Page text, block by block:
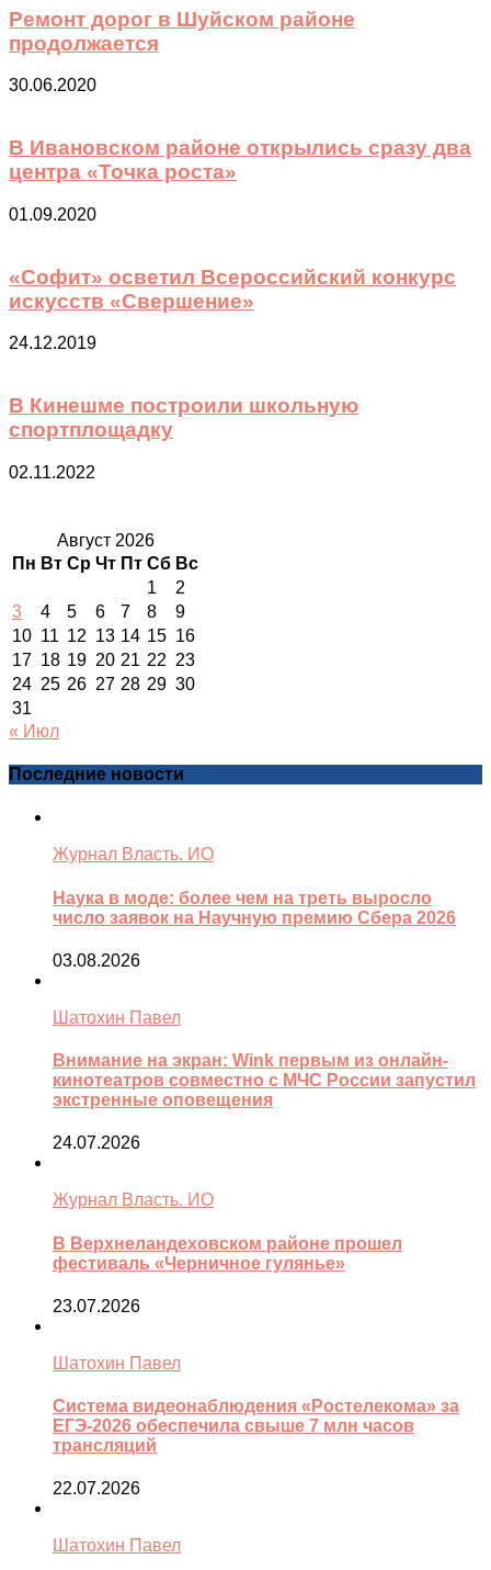
Ремонт дорог в Шуйском районе
продолжается
30.06.2020
В Ивановском районе открылись сразу два
центра «Точка роста»
01.09.2020
«Софит» осветил Всероссийский конкурс
искусств «Свершение»
24.12.2019
В Кинешме построили школьную
спортплощадку
02.11.2022
Август 2026
Пн Вт Ср Чт Пт Сб Вс
1
2
3
4 5 6 7 8
9
10 11 12 13 14 15 16
17 18 19 20 21 22 23
24 25 26 27 28 29 30
31
« Июл
Последние новости
Журнал Власть. ИО
Наука в моде: более чем на треть выросло
число заявок на Научную премию Сбера 2026
03.08.2026
Шатохин Павел
Внимание на экран: Wink первым из онлайн-
кинотеатров совместно с МЧС России запустил
экстренные оповещения
24.07.2026
Журнал Власть. ИО
В Верхнеландеховском районе прошел
фестиваль «Черничное гулянье»
23.07.2026
Шатохин Павел
Система видеонаблюдения «Ростелекома» за
ЕГЭ-2026 обеспечила свыше 7 млн часов
трансляций
22.07.2026
Шатохин Павел